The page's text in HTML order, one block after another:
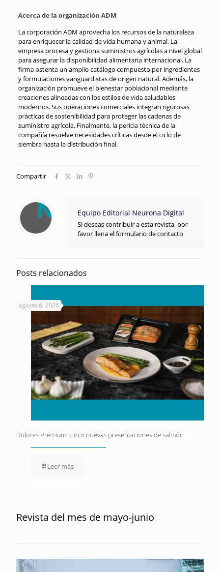
Acerca de la organización ADM
La corporación ADM aprovecha los recursos de la naturaleza
para enriquecer la calidad de vida humana y animal. La
empresa procesa y gestiona suministros agrícolas a nivel global
para asegurar la disponibilidad alimentaria internacional. La
firma ostenta un amplio catálogo compuesto por ingredientes
y formulaciones vanguardistas de origen natural. Además, la
organización promueve el bienestar poblacional mediante
creaciones alineadas con los estilos de vida saludables
modernos. Sus operaciones comerciales integran rigurosas
prácticas de sostenibilidad para proteger las cadenas de
suministro agrícola. Finalmente, la pericia técnica de la
compañía resuelve necesidades críticas desde el ciclo de
siembra hasta la distribución final.
Compartir
Equipo Editorial Neurona Digital
Si deseas contribuir a esta revista, por
favor llena el formulario de contacto
Posts relacionados
agosto 6, 2026
Dolores Premium: cinco nuevas presentaciones de salmón
Leer más
Revista del mes de mayo-junio